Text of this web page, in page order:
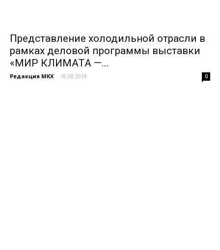
Представление холодильной отрасли в
рамках деловой программы выставки
«МИР КЛИМАТА —...
Редакция МКХ - 18.08.2019 0